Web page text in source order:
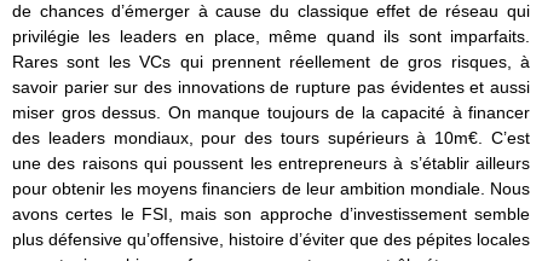
de chances d’émerger à cause du classique effet de réseau qui
privilégie les leaders en place, même quand ils sont imparfaits.
Rares sont les VCs qui prennent réellement de gros risques, à
savoir parier sur des innovations de rupture pas évidentes et aussi
miser gros dessus. On manque toujours de la capacité à financer
des leaders mondiaux, pour des tours supérieurs à 10m€. C’est
une des raisons qui poussent les entrepreneurs à s’établir ailleurs
pour obtenir les moyens financiers de leur ambition mondiale. Nous
avons certes le FSI, mais son approche d’investissement semble
plus défensive qu’offensive, histoire d’éviter que des pépites locales